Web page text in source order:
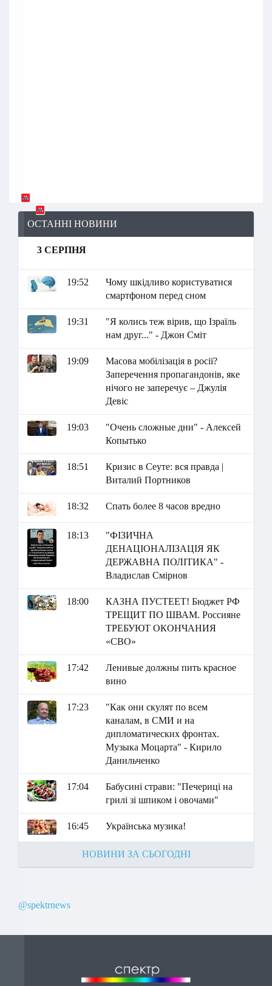
ОСТАННІ НОВИНИ
3 СЕРПНЯ
19:52
Чому шкідливо користуватися
смартфоном перед сном
19:31
"Я колись теж вірив, що Ізраїль
нам друг..." - Джон Сміт
19:09
Масова мобілізація в росії?
Заперечення пропагандонів, яке
нічого не заперечує – Джулія
Девіс
19:03
"Очень сложные дни" - Алексей
Копытько
18:51
Кризис в Сеуте: вся правда |
Виталий Портников
18:32 Спать более 8 часов вредно
18:13
"ФІЗИЧНА
ДЕНАЦІОНАЛІЗАЦІЯ ЯК
ДЕРЖАВНА ПОЛІТИКА" -
Владислав Смірнов
18:00
КАЗНА ПУСТЕЕТ! Бюджет РФ
ТРЕЩИТ ПО ШВАМ. Россияне
ТРЕБУЮТ ОКОНЧАНИЯ
«СВО»
17:42
Ленивые должны пить красное
вино
17:23
"Как они скулят по всем
каналам, в СМИ и на
дипломатических фронтах.
Музыка Моцарта" - Кирило
Данильченко
17:04
Бабусині страви: "Печериці на
грилі зі шпиком і овочами"
16:45 Українська музика!
НОВИНИ ЗА СЬОГОДНІ
@spektrnews